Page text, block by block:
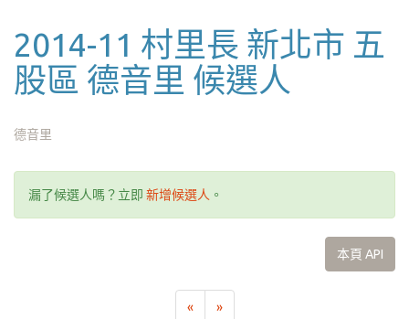
2014-11 村里長 新北市 五
股區 德音里 候選人
德音里
漏了候選人嗎？立即 新增候選人 。
本頁 API
« »